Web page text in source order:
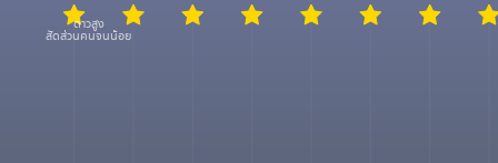
ดาวสูง
สัดส่วนคนจนน้อย